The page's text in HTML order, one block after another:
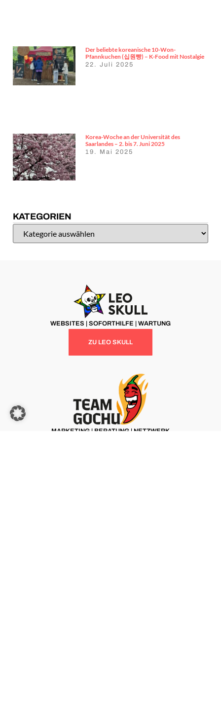
Der beliebte koreanische 10-Won-
Pfannkuchen (십원빵) – K-Food mit Nostalgie
22. Juli 2025
Korea-Woche an der Universität des
Saarlandes – 2. bis 7. Juni 2025
19. Mai 2025
KATEGORIEN
WEBSITES | SOFORTHILFE | WARTUNG
ZU LEO SKULL
MARKETING | BERATUNG | NETZWERK